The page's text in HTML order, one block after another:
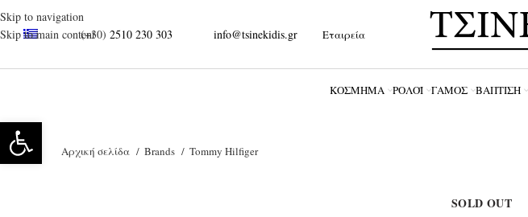
Skip to navigation
Skip to main content
(+30) 2510 230 303 info@tsinekidis.gr Εταιρεία
ΚΌΣΜΗΜΑ ΡΟΛΌΪ ΓΆΜΟΣ ΒΆΠΤΙΣΗ
Αρχική σελίδα Brands Tommy Hilfiger
SOLD OUT
Ανοίξτε τη γραμμή εργαλείων